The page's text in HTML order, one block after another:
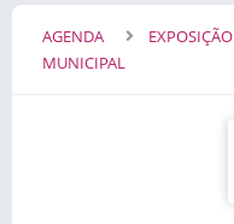
AGENDA
MUNICIPAL